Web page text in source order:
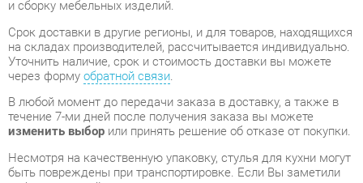
течение 7-ми дней после получения заказа вы можете
изменить выборили принять решение об отказе от покупки.
Несмотря на качественную упаковку, стулья для кухни могут
быть повреждены при транспортировке. Если Вы заметили
дефект при приёме - мы заменим поврежденную деталь.
Повторная доставкатовара -бесплатна.
На всю мебель категории Стулья для кухни
распространяется
года с момента приобретения.